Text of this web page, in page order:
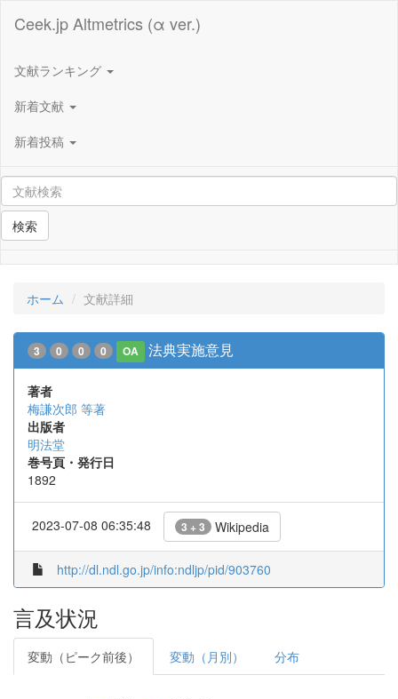
Ceek.jp Altmetrics (α ver.)
文献ランキング
新着文献
新着投稿
検索
ホーム 文献詳細
3 0 0 0 OA 法典実施意見
著者
梅謙次郎 等著
出版者
明法堂
巻号頁・発行日
1892
2023-07-08 06:35:48 3 + 3 Wikipedia
http://dl.ndl.go.jp/info:ndljp/pid/903760
言及状況
変動（ピーク前後） 変動（月別） 分布